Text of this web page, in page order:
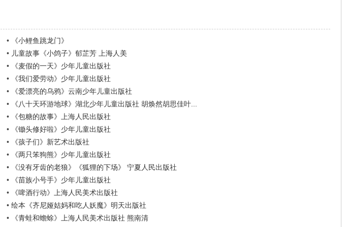
•
《小鲤鱼跳龙门》
• 儿童故事《小鸽子》郁芷芳 上海人美
•
《麦假的一天》少年儿童出版社
•
《我们爱劳动》少年儿童出版社
•
《爱漂亮的乌鸦》云南少年儿童出版社
•
《八十天环游地球》湖北少年儿童出版社 胡焕然胡思佳叶...
•
《包糖的故事》上海人民出版社
•
《锄头修好啦》少年儿童出版社
•
《孩子们》新艺术出版社
•
《两只笨狗熊》少年儿童出版社
•
《没有牙齿的老狼》《狐狸的下场》 宁夏人民出版社
•
《苗族小号手》少年儿童出版社
•
《啤酒行动》上海人民美术出版社
• 绘本《齐尼娅姑妈和吃人妖魔》明天出版社
•
《青蛙和蟾蜍》上海人民美术出版社 熊南清